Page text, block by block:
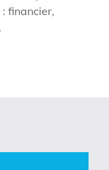
financier,